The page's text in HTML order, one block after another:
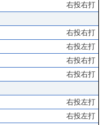
右投右打
右投右打
右投左打
右投右打
右投右打
右投左打
右投左打